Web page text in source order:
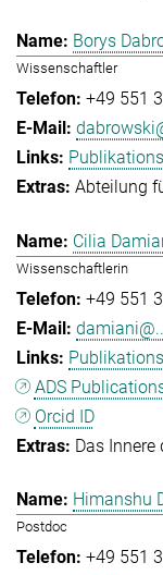
Borys
Wissenschaftler
+49 551
Abteilung
Cilia
Wissenschaftlerin
+49 551
ADS
Orcid ID
Das Innere
Himanshu
Postdoc
+49 551